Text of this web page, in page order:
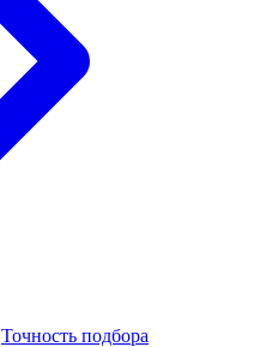
Точность подбора